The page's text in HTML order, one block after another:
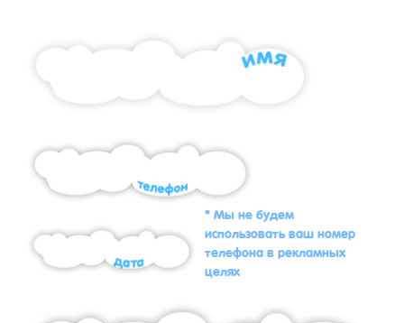
* Мы не будем
использовать ваш номер
телефона в рекламных
целях